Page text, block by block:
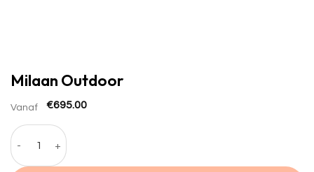
Milaan Outdoor
Vanaf €695.00
Milaan Outdoor hoeveelheid